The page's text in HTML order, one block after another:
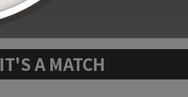
IT'S A MATCH